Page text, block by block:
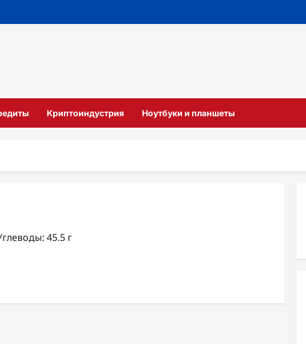
Криптоиндустрия Ноутбуки и планшеты
45.5 г